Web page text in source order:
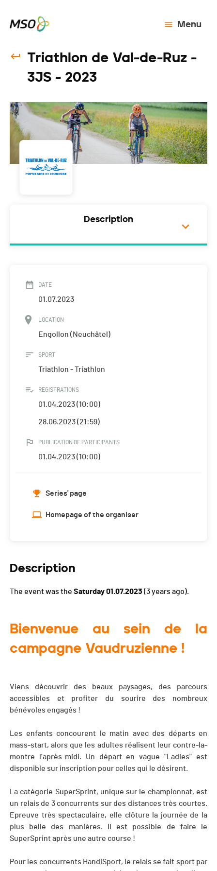
Menu
Triathlon de Val-de-Ruz -
3JS - 2023
Description
DATE
01.07.2023
LOCATION
Engollon (Neuchâtel)
SPORT
Triathlon - Triathlon
REGISTRATIONS
01.04.2023 (10:00)
28.06.2023 (21:59)
PUBLICATION OF PARTICIPANTS
01.04.2023 (10:00)
Series' page
Homepage of the organiser
Description
The event was the Saturday 01.07.2023 (3 years ago).
Bienvenue au sein de la
campagne Vaudruzienne !
Viens découvrir des beaux paysages, des parcours
accessibles et profiter du sourire des nombreux
bénévoles engagés !
Les enfants concourent le matin avec des départs en
mass-start, alors que les adultes réalisent leur contre-la-
montre l’après-midi. Un départ en vague "Ladies" est
disponible sur inscription pour celles qui le désirent.
La catégorie SuperSprint, unique sur le championnat, est
un relais de 3 concurrents sur des distances très courtes.
Epreuve très spectaculaire, elle clôture la journée de la
plus belle des manières. Il est possible de faire le
SuperSprint après une autre course !
Pour les concurrents HandiSport, le relais se fait sport par